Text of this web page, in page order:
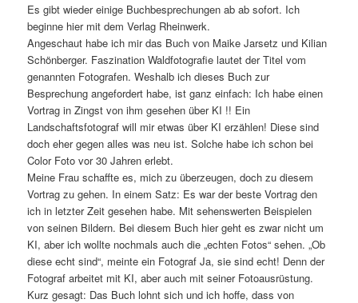
Es gibt wieder einige Buchbesprechungen ab ab sofort. Ich
beginne hier mit dem Verlag Rheinwerk.
Angeschaut habe ich mir das Buch von Maike Jarsetz und Kilian
Schönberger. Faszination Waldfotografie lautet der Titel vom
genannten Fotografen. Weshalb ich dieses Buch zur
Besprechung angefordert habe, ist ganz einfach: Ich habe einen
Vortrag in Zingst von ihm gesehen über KI !! Ein
Landschaftsfotograf will mir etwas über KI erzählen! Diese sind
doch eher gegen alles was neu ist. Solche habe ich schon bei
Color Foto vor 30 Jahren erlebt.
Meine Frau schaffte es, mich zu überzeugen, doch zu diesem
Vortrag zu gehen. In einem Satz: Es war der beste Vortrag den
ich in letzter Zeit gesehen habe. Mit sehenswerten Beispielen
von seinen Bildern. Bei diesem Buch hier geht es zwar nicht um
KI, aber ich wollte nochmals auch die „echten Fotos“ sehen. „Ob
diese echt sind“, meinte ein Fotograf Ja, sie sind echt! Denn der
Fotograf arbeitet mit KI, aber auch mit seiner Fotoausrüstung.
Kurz gesagt: Das Buch lohnt sich und ich hoffe, dass von